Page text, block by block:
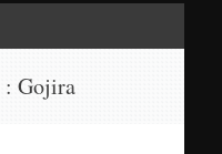
Gojira